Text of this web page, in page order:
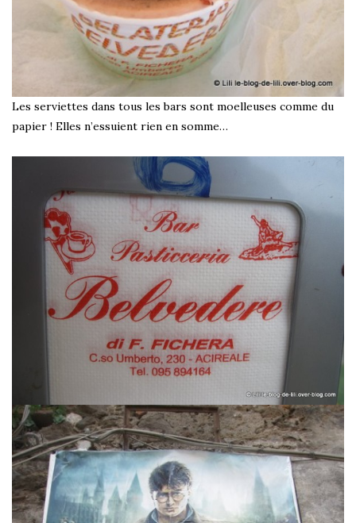
Les serviettes dans tous les bars sont moelleuses comme du
papier ! Elles n’essuient rien en somme…